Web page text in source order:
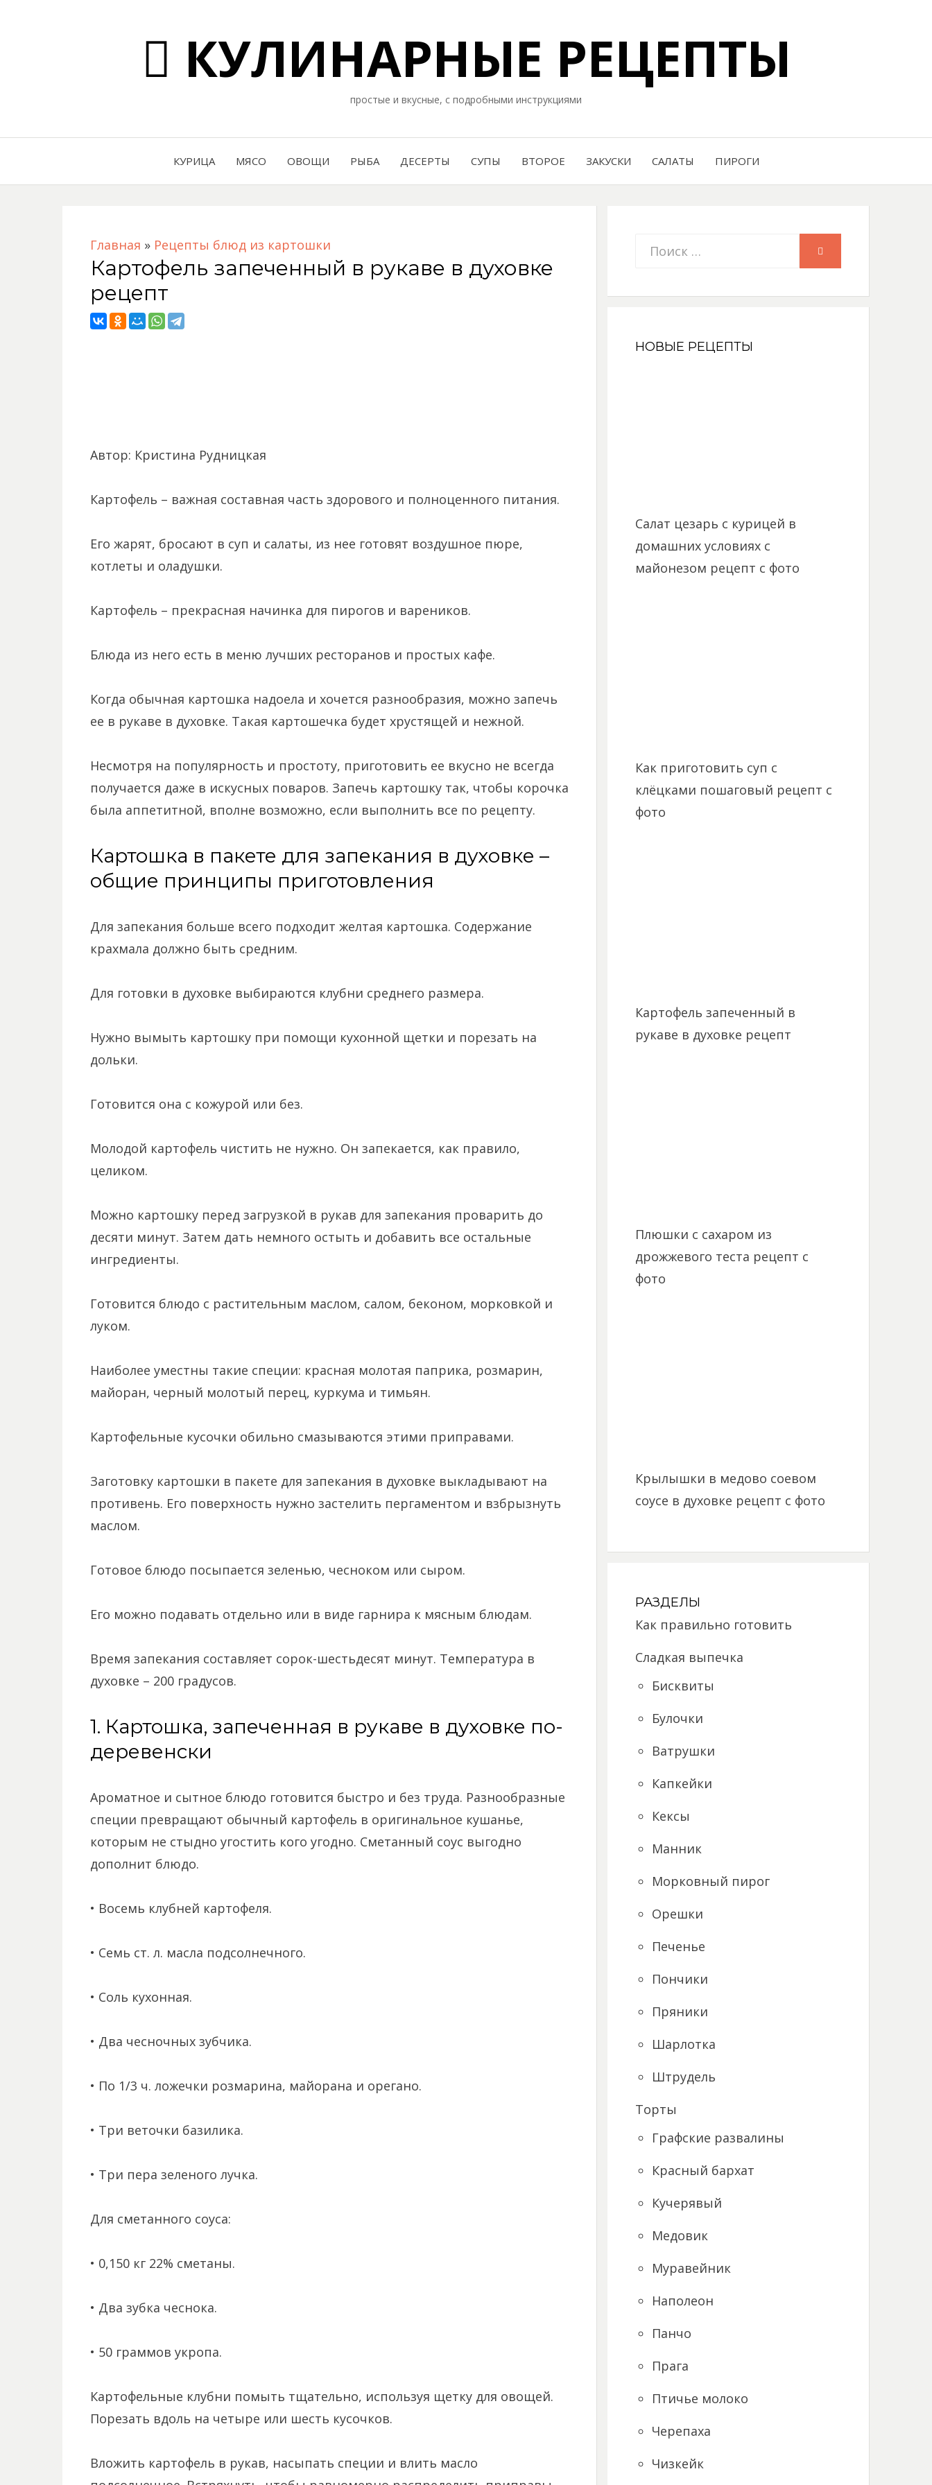
КУЛИНАРНЫЕ РЕЦЕПТЫ
простые и вкусные, с подробными инструкциями
КУРИЦА МЯСО ОВОЩИ РЫБА ДЕСЕРТЫ СУПЫ ВТОРОЕ ЗАКУСКИ САЛАТЫ ПИРОГИ
Главная » Рецепты блюд из картошки
Картофель запеченный в рукаве в духовке
рецепт
Автор: Кристина Рудницкая
Картофель – важная составная часть здорового и полноценного питания.
Его жарят, бросают в суп и салаты, из нее готовят воздушное пюре,
котлеты и оладушки.
Картофель – прекрасная начинка для пирогов и вареников.
Блюда из него есть в меню лучших ресторанов и простых кафе.
Когда обычная картошка надоела и хочется разнообразия, можно запечь
ее в рукаве в духовке. Такая картошечка будет хрустящей и нежной.
Несмотря на популярность и простоту, приготовить ее вкусно не всегда
получается даже в искусных поваров. Запечь картошку так, чтобы корочка
была аппетитной, вполне возможно, если выполнить все по рецепту.
Картошка в пакете для запекания в духовке –
общие принципы приготовления
Для запекания больше всего подходит желтая картошка. Содержание
крахмала должно быть средним.
Для готовки в духовке выбираются клубни среднего размера.
Нужно вымыть картошку при помощи кухонной щетки и порезать на
дольки.
Готовится она с кожурой или без.
Молодой картофель чистить не нужно. Он запекается, как правило,
целиком.
Можно картошку перед загрузкой в рукав для запекания проварить до
десяти минут. Затем дать немного остыть и добавить все остальные
ингредиенты.
Готовится блюдо с растительным маслом, салом, беконом, морковкой и
луком.
Наиболее уместны такие специи: красная молотая паприка, розмарин,
майоран, черный молотый перец, куркума и тимьян.
Картофельные кусочки обильно смазываются этими приправами.
Заготовку картошки в пакете для запекания в духовке выкладывают на
противень. Его поверхность нужно застелить пергаментом и взбрызнуть
маслом.
Готовое блюдо посыпается зеленью, чесноком или сыром.
Его можно подавать отдельно или в виде гарнира к мясным блюдам.
Время запекания составляет сорок-шестьдесят минут. Температура в
духовке – 200 градусов.
1. Картошка, запеченная в рукаве в духовке по-
деревенски
Ароматное и сытное блюдо готовится быстро и без труда. Разнообразные
специи превращают обычный картофель в оригинальное кушанье,
которым не стыдно угостить кого угодно. Сметанный соус выгодно
дополнит блюдо.
• Восемь клубней картофеля.
• Семь ст. л. масла подсолнечного.
• Соль кухонная.
• Два чесночных зубчика.
• По 1/3 ч. ложечки розмарина, майорана и орегано.
• Три веточки базилика.
• Три пера зеленого лучка.
Для сметанного соуса:
• 0,150 кг 22% сметаны.
• Два зубка чеснока.
• 50 граммов укропа.
Картофельные клубни помыть тщательно, используя щетку для овощей.
Порезать вдоль на четыре или шесть кусочков.
Вложить картофель в рукав, насыпать специи и влить масло
Искать:
НОВЫЕ РЕЦЕПТЫ
Салат цезарь с курицей в
домашних условиях с
майонезом рецепт с фото
Как приготовить суп с
клёцками пошаговый рецепт с
фото
Картофель запеченный в
рукаве в духовке рецепт
Плюшки с сахаром из
дрожжевого теста рецепт с
фото
Крылышки в медово соевом
соусе в духовке рецепт с фото
РАЗДЕЛЫ
Как правильно готовить
Сладкая выпечка
Бисквиты
Булочки
Ватрушки
Капкейки
Кексы
Манник
Морковный пирог
Орешки
Печенье
Пончики
Пряники
Шарлотка
Штрудель
Торты
Графские развалины
Красный бархат
Кучерявый
Медовик
Муравейник
Наполеон
Панчо
Прага
Птичье молоко
Черепаха
Чизкейк